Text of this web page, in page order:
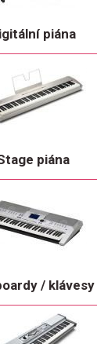
piána
piána
/ klávesy